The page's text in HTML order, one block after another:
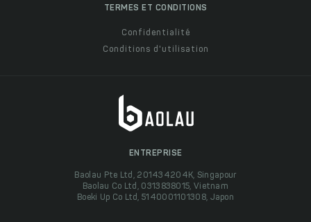
TERMES ET CONDITIONS
Confidentialité
Conditions d'utilisation
ENTREPRISE
Baolau Pte Ltd, 201434204K, Singapour
Baolau Co Ltd, 0313838015, Vietnam
Boeki Up Co Ltd, 5140001101308, Japon